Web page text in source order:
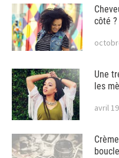
côté
Une
les
avril